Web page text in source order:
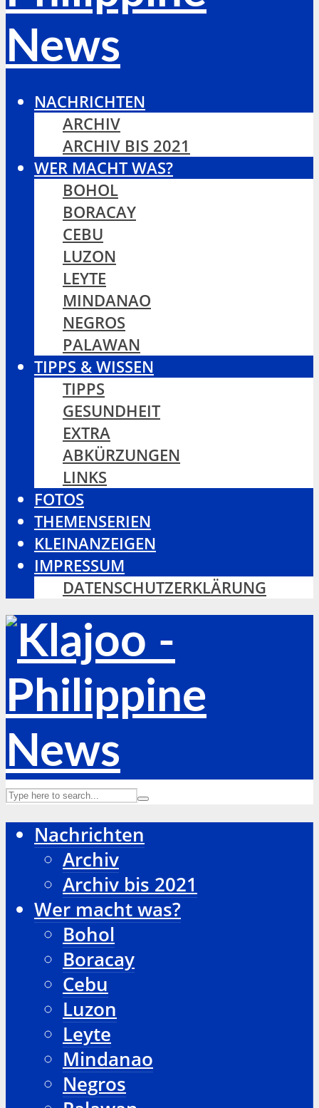
NACHRICHTEN
ARCHIV
ARCHIV BIS 2021
WER MACHT WAS?
BOHOL
BORACAY
CEBU
LUZON
LEYTE
MINDANAO
NEGROS
PALAWAN
TIPPS & WISSEN
TIPPS
GESUNDHEIT
EXTRA
ABKÜRZUNGEN
LINKS
FOTOS
THEMENSERIEN
KLEINANZEIGEN
IMPRESSUM
DATENSCHUTZERKLÄRUNG
Nachrichten
Archiv
Archiv bis 2021
Wer macht was?
Bohol
Boracay
Cebu
Luzon
Leyte
Mindanao
Negros